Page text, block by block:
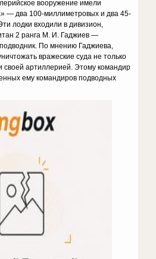
вооружение имели
— два 100-миллиметровых и два 45-
лодки входили в дивизион,
2 ранга М. И. Гаджиев —
По мнению Гаджиева,
вражеские суда не только
своей артиллерией. Этому командир
ему командиров подводных